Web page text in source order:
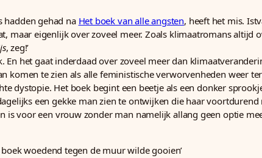
hadden gehad na Het boek van alle angsten, heeft het mis.
maar eigenlijk over zoveel meer. Zoals klimaatromans altijd
, zeg!’
En het gaat inderdaad over zoveel meer dan
komen te zien als alle feministische verworvenheden weer
dystopie. Het boek begint een beetje als een donker
een gekke man zien te ontwijken die haar
is voor een vrouw zonder man namelijk allang geen optie
woedend tegen de muur wilde gooien’